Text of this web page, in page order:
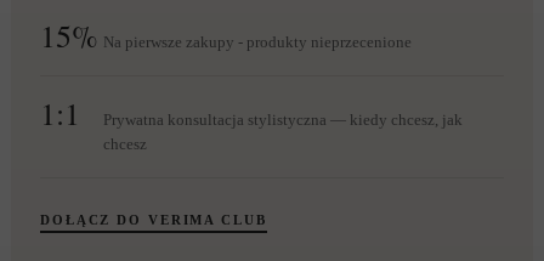
15% Na pierwsze zakupy - produkty nieprzecenione
1:1
Prywatna konsultacja stylistyczna — kiedy chcesz, jak
chcesz
DOŁĄCZ DO VERIMA CLUB